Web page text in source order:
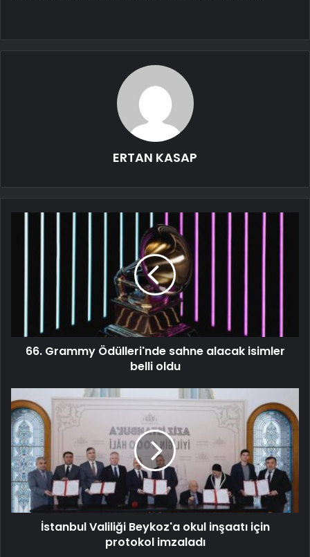
ERTAN KASAP
66. Grammy Ödülleri'nde sahne alacak isimler
belli oldu
İstanbul Valiliği Beykoz'a okul inşaatı için
protokol imzaladı